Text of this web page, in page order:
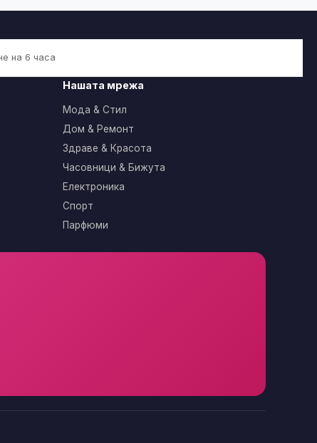
на 6 часа
Нашата мрежа
Мода & Стил
Дом & Ремонт
Здраве & Красота
Часовници & Бижута
Електроника
Спорт
Парфюми